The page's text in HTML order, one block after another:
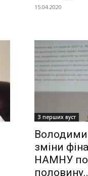
15.04.2020
З перших вуст
зміни
НАМНУ